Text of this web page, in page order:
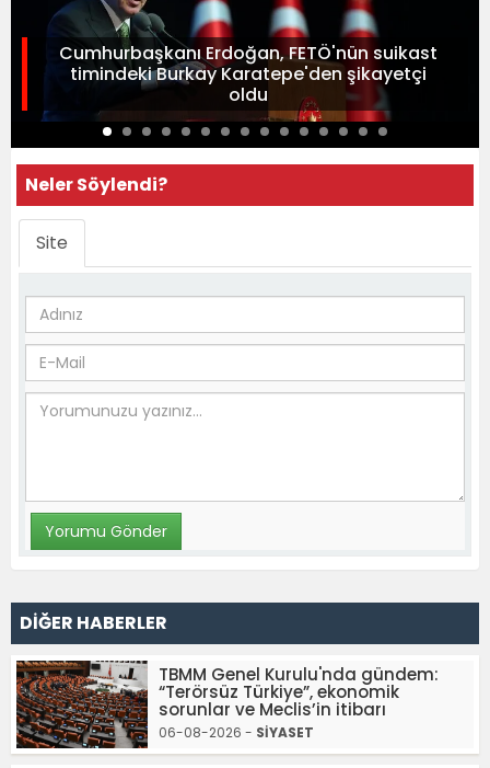
Cumhurbaşkanı Erdoğan, FETÖ'nün suikast
timindeki Burkay Karatepe'den şikayetçi
oldu
Neler Söylendi?
Site
DİĞER HABERLER
TBMM Genel Kurulu'nda gündem:
“Terörsüz Türkiye”, ekonomik
sorunlar ve Meclis’in itibarı
06-08-2026 - SİYASET